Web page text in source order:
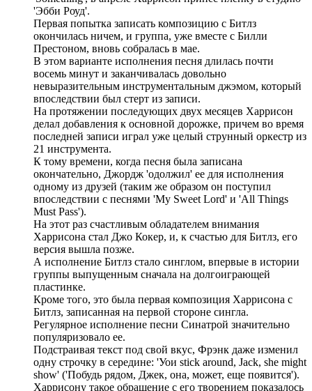
'Эбби Роуд'.
Первая попытка записать композицию с Битлз
окончилась ничем, и группа, уже вместе с Билли
Престоном, вновь собралась в мае.
В этом варианте исполнения песня длилась почти
восемь минут и заканчивалась довольно
невыразительным инструментальным джэмом, который
впоследствии был стерт из записи.
На протяжении последующих двух месяцев Харрисон
делал добавления к основной дорожке, причем во время
последней записи играл уже целый струнный оркестр из
21 инструмента.
К тому времени, когда песня была записана
окончательно, Джордж 'одолжил' ее для исполнения
одному из друзей (таким же образом он поступил
впоследствии с песнями 'My Sweet Lord' и 'All Things
Must Pass').
Ha этот раз счастливым обладателем внимания
Харрисона стал Джо Кокер, и, к счастью для Битлз, его
версия вышла позже.
А исполнение Битлз стало синглом, впервые в истории
группы выпущенным сначала на долгоиграющей
пластинке.
Кроме того, это была первая композиция Харрисона с
Битлз, записанная на первой стороне сингла.
Регулярное исполнение песни Синатрой значительно
популяризовало ее.
Подстраивая текст под свой вкус, Фрэнк даже изменил
одну строчку в середине: 'Уои stick around, Jack, she might
show' ('Побудь рядом, Джек, она, может, еще появится').
Харрисону такое обращение с его творением показалось